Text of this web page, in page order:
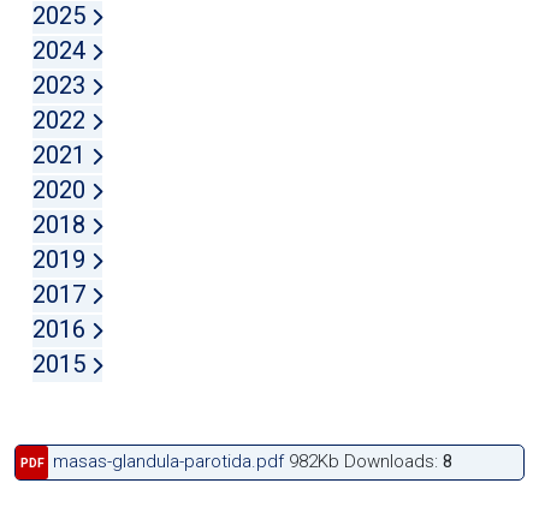
2025
2024
2023
2022
2021
2020
2018
2019
2017
2016
2015
PDF masas-glandula-parotida.pdf 982Kb Downloads:8